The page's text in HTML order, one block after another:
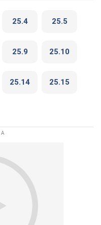
25.4 25.5
25.9 25.10
25.14 25.15